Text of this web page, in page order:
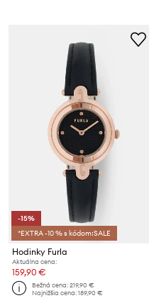
-15%
*EXTRA -10 % s kódom:SALE
Hodinky Furla
Aktuálna cena:
159,90 €
Bežná cena:219,90 €
Najnižšia cena:189,90 €